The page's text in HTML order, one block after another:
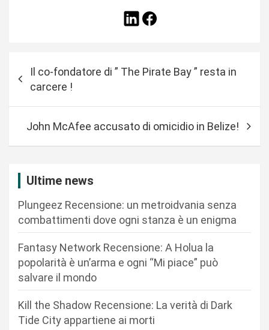
Il co-fondatore di ” The Pirate Bay ” resta in
carcere !
John McAfee accusato di omicidio in Belize!
Ultime news
Plungeez Recensione: un metroidvania senza
combattimenti dove ogni stanza è un enigma
Fantasy Network Recensione: A Holua la
popolarità è un’arma e ogni “Mi piace” può
salvare il mondo
Kill the Shadow Recensione: La verità di Dark
Tide City appartiene ai morti